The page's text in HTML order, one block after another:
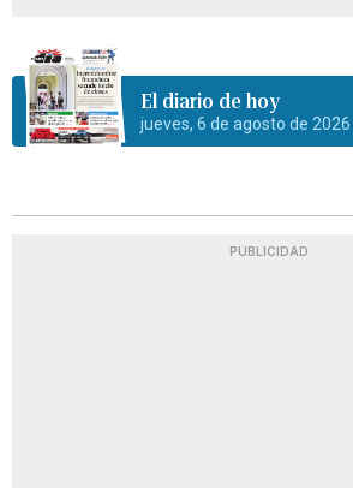
El diario de hoy
jueves, 6 de agosto de 2026
PUBLICIDAD